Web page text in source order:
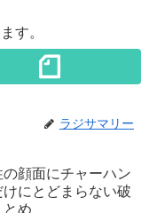
す。
ラジサマリー
顔面にチャーハン
にとどまらない破
とめ